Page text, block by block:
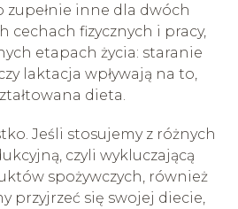
zupełnie inne dla dwóch
cechach fizycznych i pracy,
etapach życia: staranie
laktacja wpływają na to,
dieta.
Jeśli stosujemy z różnych
czyli wykluczającą
spożywczych, również
przyjrzeć się swojej diecie,